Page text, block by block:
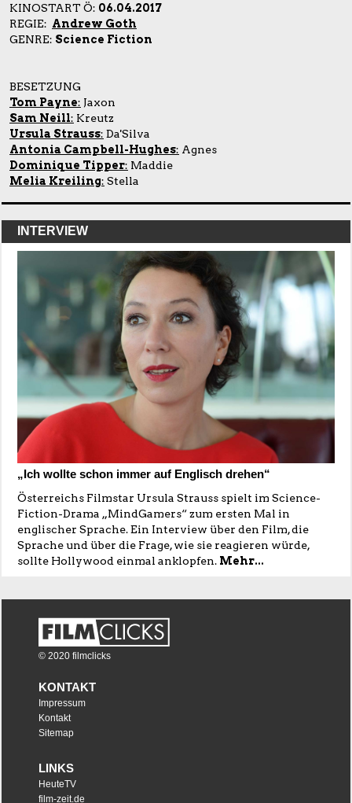
KINOSTART Ö: 06.04.2017
REGIE: Andrew Goth
GENRE: Science Fiction
BESETZUNG
Tom Payne: Jaxon
Sam Neill: Kreutz
Ursula Strauss: Da'Silva
Antonia Campbell-Hughes: Agnes
Dominique Tipper: Maddie
Melia Kreiling: Stella
INTERVIEW
„Ich wollte schon immer auf Englisch drehen“
Österreichs Filmstar Ursula Strauss spielt im Science-
Fiction-Drama „MindGamers“ zum ersten Mal in
englischer Sprache. Ein Interview über den Film, die
Sprache und über die Frage, wie sie reagieren würde,
sollte Hollywood einmal anklopfen. Mehr...
© 2020 filmclicks
KONTAKT
Impressum
Kontakt
Sitemap
LINKS
HeuteTV
film-zeit.de